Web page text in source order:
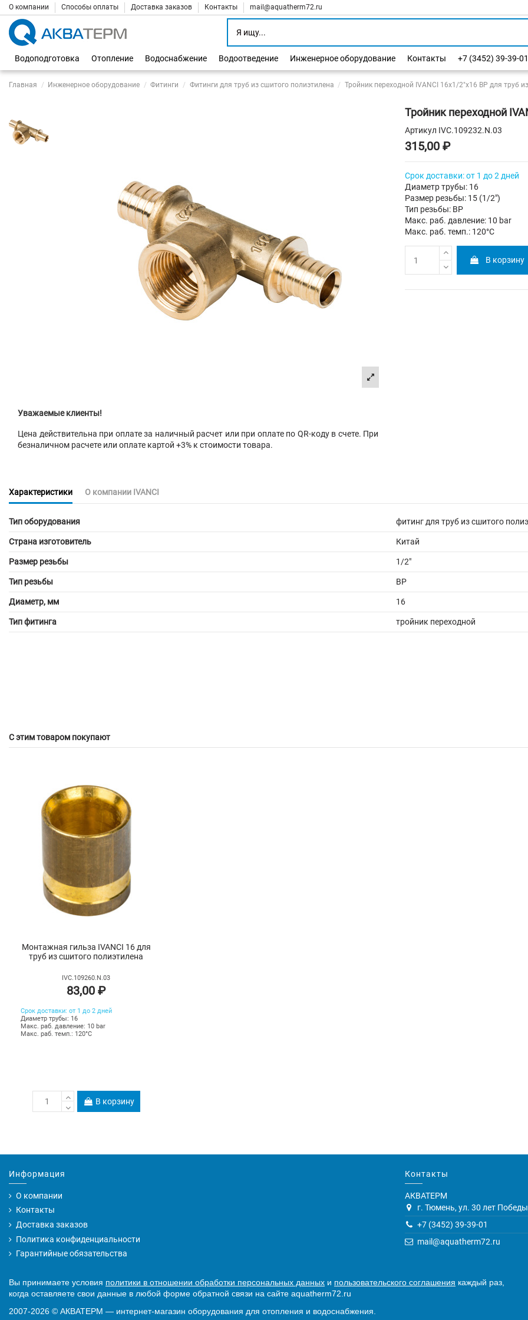
О компании Способы оплаты Доставка заказов Контакты mail@aquatherm72.ru
Водоподготовка
Отопление Водоснабжение Водоотведение Инженерное оборудование Контакты +7 (3452) 39-39-01
Главная Инженерное оборудование Фитинги Фитинги для труб из сшитого полиэтилена Тройник переходной IVANCI 16x1/2"х16 ВР для труб
Уважаемые клиенты!
Цена действительна при оплате за наличный расчет или при оплате по QR-коду в счете. При
безналичном расчете или оплате картой +3% к стоимости товара.
Тройник переходной
Артикул IVC.109232.N.03
315,00 ₽
Срок доставки: от 1 до 2 дней
Диаметр трубы: 16
Размер резьбы: 15 (1/2")
Тип резьбы: ВР
Макс. раб. давление: 10 bar
Макс. раб. темп.: 120°C
В корзину
Характеристики О компании IVANCI
Тип оборудования фитинг для труб из сшитого
Страна изготовитель Китай
Размер резьбы 1/2"
Тип резьбы ВР
Диаметр, мм 16
Тип фитинга тройник переходной
С этим товаром покупают
Монтажная гильза IVANCI 16 для
труб из сшитого полиэтилена
IVC.109260.N.03
83,00 ₽
Срок доставки: от 1 до 2 дней
Диаметр трубы: 16
Макс. раб. давление: 10 bar
Макс. раб. темп.: 120°C
В корзину
Информация
О компании
Контакты
Доставка заказов
Политика конфиденциальности
Гарантийные обязательства
Контакты
АКВАТЕРМ
г. Тюмень, ул. 30 лет
+7 (3452) 39-39-01
mail@aquatherm72.ru
Вы принимаете условия политики в отношении обработки персональных данных и пользовательского соглашения каждый раз,
когда оставляете свои данные в любой форме обратной связи на сайте aquatherm72.ru
2007-2026 © АКВАТЕРМ — интернет-магазин оборудования для отопления и водоснабжения.